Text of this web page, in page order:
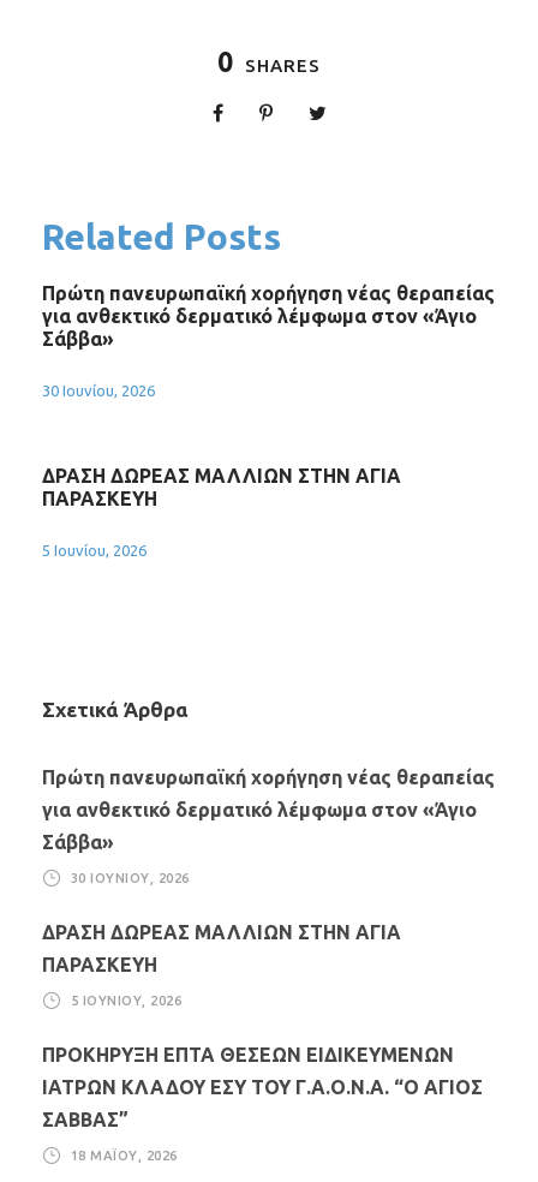
0 SHARES
Related Posts
Πρώτη πανευρωπαϊκή χορήγηση νέας θεραπείας
για ανθεκτικό δερματικό λέμφωμα στον «Άγιο
Σάββα»
30 Ιουνίου, 2026
ΔΡΑΣΗ ΔΩΡΕΑΣ ΜΑΛΛΙΩΝ ΣΤΗΝ ΑΓΙΑ
ΠΑΡΑΣΚΕΥΗ
5 Ιουνίου, 2026
Σχετικά Άρθρα
Πρώτη πανευρωπαϊκή χορήγηση νέας θεραπείας
για ανθεκτικό δερματικό λέμφωμα στον «Άγιο
Σάββα»
30 ΙΟΥΝΊΟΥ, 2026
ΔΡΑΣΗ ΔΩΡΕΑΣ ΜΑΛΛΙΩΝ ΣΤΗΝ ΑΓΙΑ
ΠΑΡΑΣΚΕΥΗ
5 ΙΟΥΝΊΟΥ, 2026
ΠΡΟΚΗΡΥΞΗ ΕΠΤΑ ΘΕΣΕΩΝ ΕΙΔΙΚΕΥΜΕΝΩΝ
ΙΑΤΡΩΝ ΚΛΑΔΟΥ ΕΣΥ ΤΟΥ Γ.Α.Ο.Ν.Α. “Ο ΑΓΙΟΣ
ΣΑΒΒΑΣ”
18 ΜΑΪ́ΟΥ, 2026